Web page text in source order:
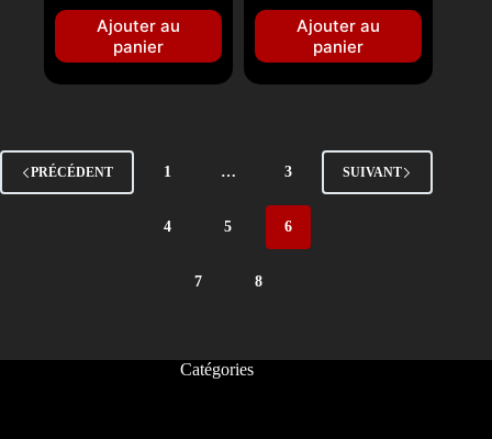
Ajouter au
panier
Ajouter au
panier
PRÉCÉDENT 1 … 3
4 5 6
7 8
SUIVANT
Catégories